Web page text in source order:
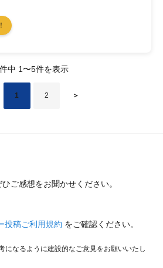
中 1〜5件を表示
1 2 ＞
ご感想をお聞かせください。
投稿ご利用規約 をご確認ください。
になるように建設的なご意見をお願いいたし